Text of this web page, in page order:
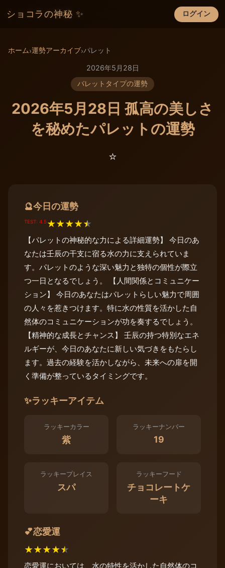
ショコラの神秘 ✨ ログイン
×
ホーム›運勢アーカイブ›パレット
2026年5月28日
パレットタイプの運勢
2026年5月28日 孤高の美しさ
を秘めたパレットの運勢
⭐️
🔮今日の運勢
TEST: 4.5★★★★★
【パレットの神秘的な力による詳細運勢】 今日のあ
なたは壬辰の干支に宿る水の力に支えられていま
す。パレットのような深い魅力と独特の個性が際立
つ一日となるでしょう。 【人間関係とコミュニケー
ション】 今日のあなたはパレットらしい魅力で周囲
の人々を惹きつけます。特に水の性質を活かした自
然体のコミュニケーションが功を奏するでしょう。
【精神的な成長とチャンス】 壬辰の持つ特別なエネ
ルギーが、今日のあなたに新しい気づきをもたらし
ます。過去の経験を活かしながら、未来への扉を開
く準備が整っているタイミングです。
✨ラッキーアイテム
ラッキーカラー
紫
ラッキーナンバー
19
ラッキープレイス
スパ
ラッキーフード
チョコレートケ
ーキ
💕恋愛運
★★★★★
恋愛運においては、水の特性を活かした自然体のコ